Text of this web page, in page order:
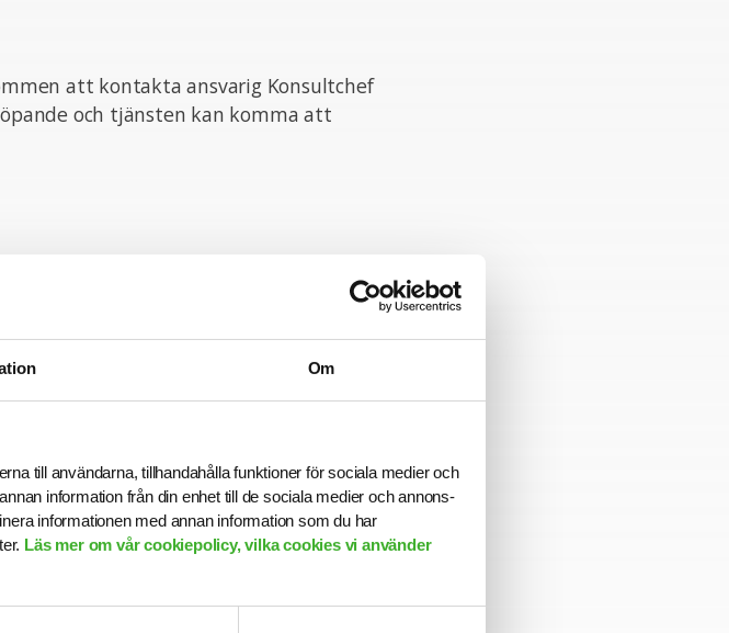
Om
till användarna, tillhandahålla funktioner för sociala medier och
information från din enhet till de sociala medier och annons-
informationen med annan information som du har
Läs mer om vår cookiepolicy, vilka cookies vi använder
att kontakta ansvarig Konsultchef
och tjänsten kan komma att
blir en del av en dedikerad organisation
till vårt stora nätverk av intressanta
möjlighet att ta din karriär till nästa
med oss får du en långsiktig partner
dina behov och du kommer att ha en
dig i din utveckling.